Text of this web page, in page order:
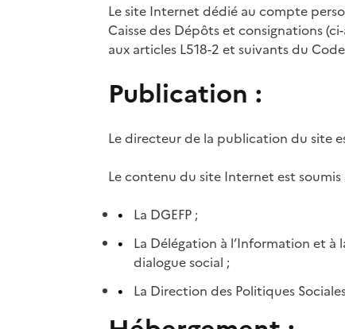
Le site Internet dédié au compte
Caisse des Dépôts et consignations
aux articles L518-2 et suivants du
Publication :
Le directeur de la publication du site
Le contenu du site Internet est
La DGEFP ;
La Délégation à l’Information et
dialogue social ;
La Direction des Politiques